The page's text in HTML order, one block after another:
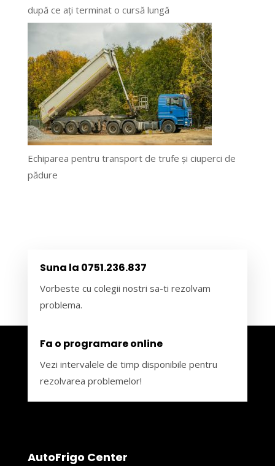
după ce ați terminat o cursă lungă
Echiparea pentru transport de trufe și ciuperci de
pădure
Suna la 0751.236.837
Vorbeste cu colegii nostri sa-ti rezolvam
problema.
Fa o programare online
Vezi intervalele de timp disponibile pentru
rezolvarea problemelor!
AutoFrigo Center